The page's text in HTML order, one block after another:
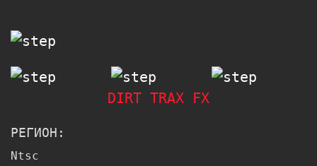
DIRT TRAX FX
РЕГИОН:
Ntsc